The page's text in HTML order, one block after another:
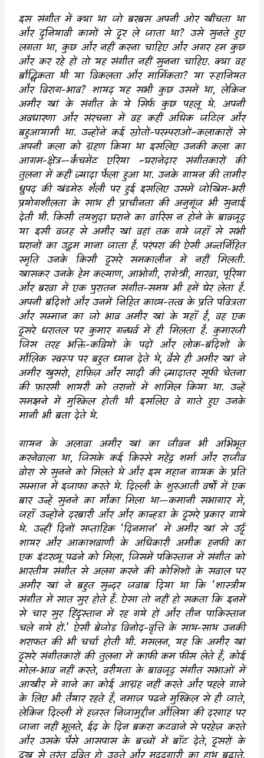
इस संगीत में क्या था जो बरबस अपनी ओर खींचता था
और दुनियावी कामों से दूर ले जाता था? उसे सुनते हुए
लगता था,कुछ और नहीं करना चाहिए और अगर हम कुछ
और कर रहे हों तो यह संगीत नहीं सुनना चाहिए. क्या वह
बौद्धिकता थी या विकलता और मार्मिकता?या रूहानियत
और विराग-भाव? शायद यह सभी कुछ उसमें था, लेकिन
अमीर खां के संगीत के ये सिर्फ कुछ पहलू थे. अपनी
अवधारणा और संरचना में वह कहीं अधिक जटिल और
बहुआयामी था. उन्होंने कई स्रोतों-परम्पराओं–कलाकारों से
अपनी कला को ग्रहण किया था इसलिए उनकी कला का
आगम-क्षेत्र—कैचमेंट एरिया –घरानेदार संगीतकारों की
तुलना में कहीं ज्यादा फैला हुआ था. उनके गायन की तामीर
ध्रुपद की खंडमेरु शैली पर हुई इसलिए उसमें जोखिम-भरी
प्रयोगशीलता के साथ ही प्राचीनता की अनुगूंज भी सुनाई
देती थी. किसी तयशुदा घराने का वारिस न होने के बावजूद
या इसी वजह से अमीर खां वहां तक गये जहाँ से सभी
घरानों का उद्गम माना जाता है. परंपरा की ऐसी अन्तर्निहित
स्मृति उनके किसी दूसरे समकालीन में नहीं मिलती.
खासकर उनके हेम कल्याण,आभोगी,रागेश्री,मारवा,पूरिया
और बरवा में एक पुरातन संगीत-समय भी हमें घेर लेता है.
अपनी बंदिशों और उनमें निहित काव्य-तत्व के प्रति पवित्रता
और सम्मान का जो भाव अमीर खां के यहाँ है, वह एक
दूसरे धरातल पर कुमार गन्धर्व में ही मिलता है. कुमारजी
जिस तरह भक्ति-कवियों के पदों और लोक-बंदिशों के
मौलिक स्वरूप पर बहुत ध्यान देते थे, वैसे ही अमीर खां ने
अमीर खुसरो, हाफ़िज़ और सादी की ज़्यादातर सूफी चेतना
की फ़ारसी शायरी को तरानों में शामिल किया था. उन्हें
समझने में मुश्किल होती थी इसलिए वे गाते हुए उनके
मानी भी बता देते थे.
गायन के अलावा अमीर खां का जीवन भी अभिभूत
करनेवाला था,जिसके कई किस्से महेंद्र शर्मा और राजीव
वोरा से सुनने को मिलते थे और इस महान गायक के प्रति
सम्मान में इजाफा करते थे. दिल्ली के शुरुआती वर्षों में एक
बार उन्हें सुनने का मौका मिला था—कमानी सभागार में,
जहाँ उन्होंने दरबारी और और कान्हडा के दूसरे प्रकार गाये
थे. उन्हीं दिनों सप्ताहिक ‘दिनमान’ में अमीर खां से उर्दू
शायर और आकाशवाणी के अधिकारी अमीक हनफी का
एक इंटरव्यू पढने को मिला,जिसमें पकिस्तान में संगीत को
भारतीय संगीत से अलग करने की कोशिशों के सवाल पर
अमीर खां ने बहुत सुन्दर जवाब दिया था कि ‘शास्त्रीय
संगीत में सात सुर होते हैं. ऐसा तो नहीं हो सकता कि इनमें
से चार सुर हिंदुस्तान में रह गये हों और तीन पाकिस्तान
चले गये हों.’ ऐसी बेजोड़ विनोद-वृत्ति के साथ-साथ उनकी
शराफत की भी चर्चा होती थी. मसलन,यह कि अमीर खां
दूसरे संगीतकारों की तुलना में काफी कम फीस लेते हैं, कोई
मोल-भाव नहीं करते, वरीयता के बावजूद संगीत सभाओं में
आखीर में गाने का कोई आग्रह नहीं करते और पहले गाने
के लिए भी तैयार रहते हैं,नमाज़ पढने मुश्किल से ही जाते,
लेकिन दिल्ली में हज़रत निजामुद्दीन औलिया की दरगाह पर
जाना नहीं भूलते, ईद के दिन बकरा कटवाने से परहेज़ करते
और उसके पैसे आसपास के बच्चों में बाँट देते,दूसरों के